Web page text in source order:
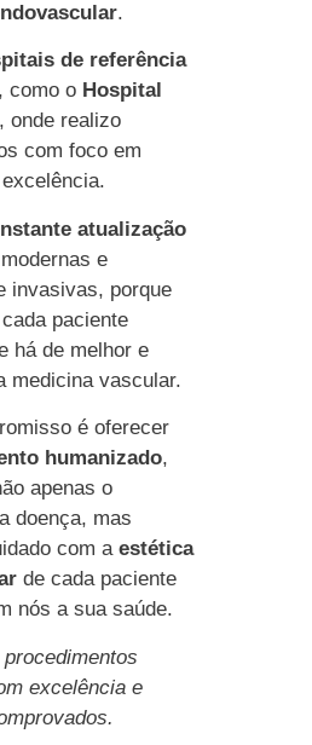
.
de referência
como o Hospital
, onde realizo
com foco em
atualização
e
invasivas, porque
paciente
há de melhor e
medicina vascular.
é oferecer
humanizado,
apenas o
doença, mas
com a estética
de cada paciente
nós a sua saúde.
excelência e